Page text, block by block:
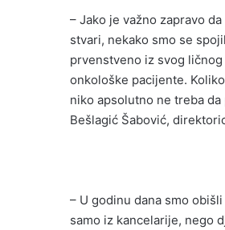
– Jako je važno zapravo
stvari, nekako smo se
prvenstveno iz svog
onkološke pacijente.
niko apsolutno ne treba
Bešlagić Šabović,
– U godinu dana smo
samo iz kancelarije, nego